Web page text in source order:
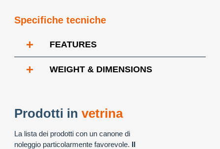
Specifiche tecniche
+ FEATURES
+ WEIGHT & DIMENSIONS
Prodotti in vetrina
La lista dei prodotti con un canone di
noleggio particolarmente favorevole. Il